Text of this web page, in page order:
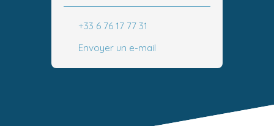
+33 6 76 17 77 31
Envoyer un e-mail